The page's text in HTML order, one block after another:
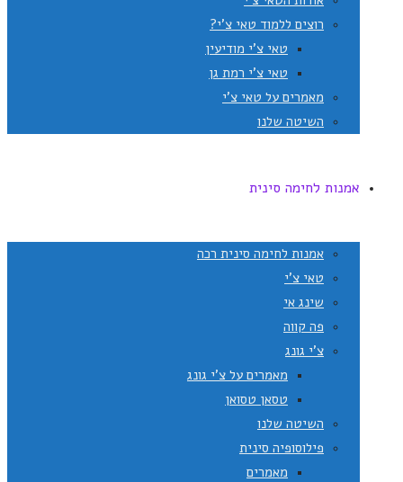
רוצים ללמוד טאי צ'י?
טאי צ'י מודיעין
טאי צ'י רמת גן
מאמרים על טאי צ'י
השיטה שלנו
אמנות לחימה סינית
אמנות לחימה סינית רכה
טאי צ'י
שינג אי
פה קווה
צ'י גונג
מאמרים על צ'י גונג
טסאן טסואן
השיטה שלנו
פילוסופיה סינית
מאמרים